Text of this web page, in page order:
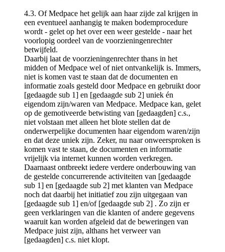
4.3. Of Medpace het gelijk aan haar zijde zal krijgen in
een eventueel aanhangig te maken bodemprocedure
wordt - gelet op het over een weer gestelde - naar het
voorlopig oordeel van de voorzieningenrechter
betwijfeld.
Daarbij laat de voorzieningenrechter thans in het
midden of Medpace wel of niet ontvankelijk is. Immers,
niet is komen vast te staan dat de documenten en
informatie zoals gesteld door Medpace en gebruikt door
[gedaagde sub 1] en [gedaagde sub 2] uniek én
eigendom zijn/waren van Medpace. Medpace kan, gelet
op de gemotiveerde betwisting van [gedaagden] c.s.,
niet volstaan met alleen het blote stellen dat de
onderwerpelijke documenten haar eigendom waren/zijn
en dat deze uniek zijn. Zeker, nu naar onweersproken is
komen vast te staan, de documenten en informatie
vrijelijk via internet kunnen worden verkregen.
Daarnaast ontbreekt iedere verdere onderbouwing van
de gestelde concurrerende activiteiten van [gedaagde
sub 1] en [gedaagde sub 2] met klanten van Medpace
noch dat daarbij het initiatief zou zijn uitgegaan van
[gedaagde sub 1] en/of [gedaagde sub 2] . Zo zijn er
geen verklaringen van die klanten of andere gegevens
waaruit kan worden afgeleid dat de beweringen van
Medpace juist zijn, althans het verweer van
[gedaagden] c.s. niet klopt.